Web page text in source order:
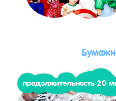
продолжительность 20